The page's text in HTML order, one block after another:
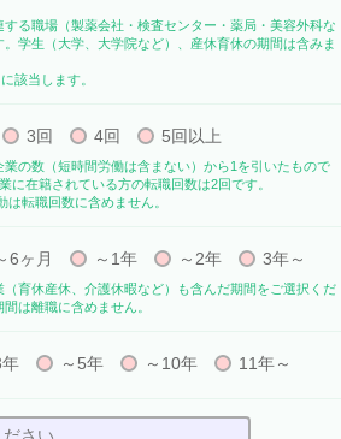
る職場（製薬会社・検査センター・薬局・美容外科な
学生（大学、大学院など）、産休育休の期間は含みま
該当します。
3回 4回 5回以上
の数（短時間労働は含まない）から1を引いたもので
に在籍されている方の転職回数は2回です。
転職回数に含めません。
6ヶ月 ～1年 ～2年 3年～
育休産休、介護休暇など）も含んだ期間をご選択くだ
は離職に含めません。
年 ～5年 ～10年 11年～